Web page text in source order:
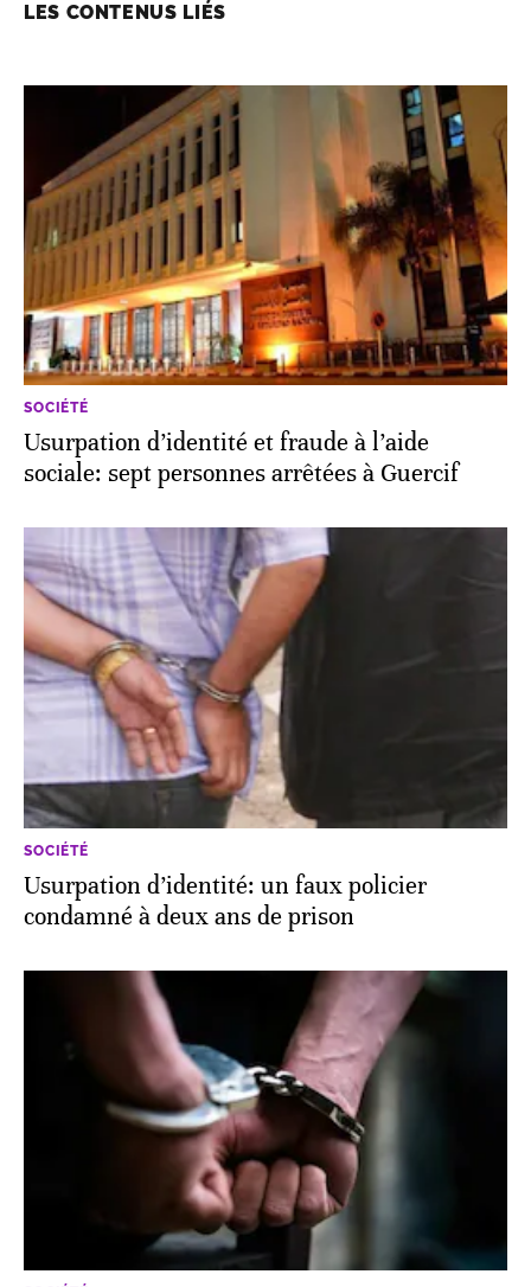
LES CONTENUS LIÉS
SOCIÉTÉ
Usurpation d’identité et fraude à l’aide
sociale: sept personnes arrêtées à Guercif
SOCIÉTÉ
Usurpation d’identité: un faux policier
condamné à deux ans de prison